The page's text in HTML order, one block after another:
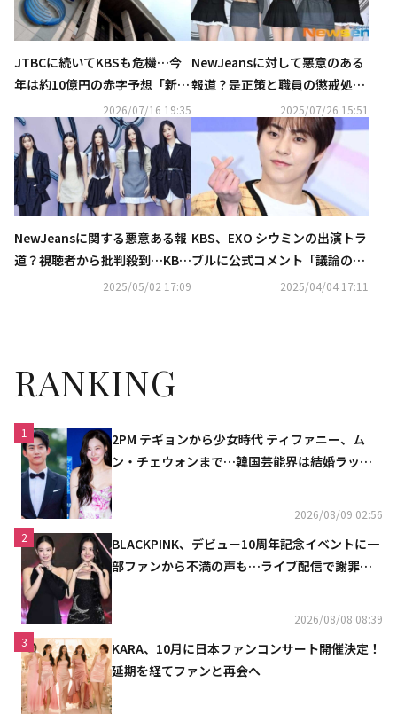
JTBCに続いてKBSも危機…今
年は約10億円の赤字予想「新た
な生存戦略が必要」2026/07/16 19:35
NewJeansに対して悪意のある
報道？是正策と職員の懲戒処分
求める請願にKBSが回答
2025/07/26 15:51
NewJeansに関する悪意ある報
道？視聴者から批判殺到…KBS
がサムネイルめぐる議論に謝罪
2025/05/02 17:09
KBS、EXO シウミンの出演トラ
ブルに公式コメント「議論の方
向性に相違があった」2025/04/04 17:11
RANKING
1
2PM テギョンから少女時代 ティファニー、ム
ン・チェウォンまで…韓国芸能界は結婚ラッシ
2026/08/09 02:56
2
BLACKPINK、デビュー10周年記念イベントに一
部ファンから不満の声も…ライブ配信で謝罪
2026/08/08 08:39
3
KARA、10月に日本ファンコンサート開催決定！
延期を経てファンと再会へ